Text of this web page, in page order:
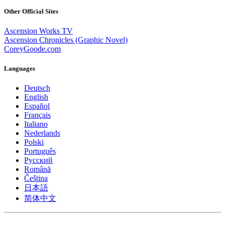
Other Official Sites
Ascension Works TV
Ascension Chronicles (Graphic Novel)
CoreyGoode.com
Languages
Deutsch
English
Español
Français
Italiano
Nederlands
Polski
Português
Pусский
Română
Čeština
日本語
简体中文